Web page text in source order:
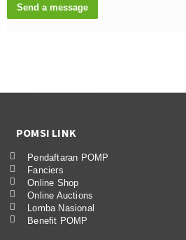
POMSI LINK
Pendaftaran POMP
Fanciers
Online Shop
Online Auctions
Lomba Nasional
Benefit POMP